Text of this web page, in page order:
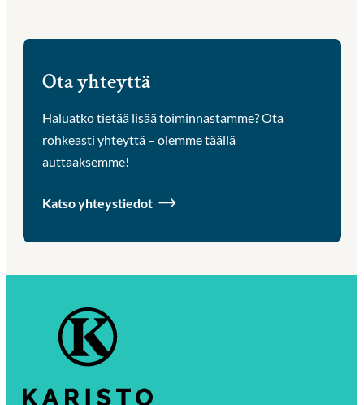
Ota yhteyttä
Haluatko tietää lisää toiminnastamme? Ota
rohkeasti yhteyttä – olemme täällä
auttaaksemme!
Katso yhteystiedot